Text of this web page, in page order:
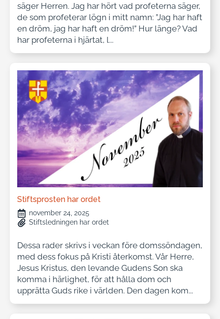
säger Herren. Jag har hört vad profeterna säger,
de som profeterar lögn i mitt namn: ”Jag har haft
en dröm, jag har haft en dröm!” Hur länge? Vad
har profeterna i hjärtat, l...
Stiftsprosten har ordet
november 24, 2025
Stiftsledningen har ordet
Dessa rader skrivs i veckan före domssöndagen,
med dess fokus på Kristi återkomst. Vår Herre,
Jesus Kristus, den levande Gudens Son ska
komma i härlighet, för att hålla dom och
upprätta Guds rike i världen. Den dagen kom...